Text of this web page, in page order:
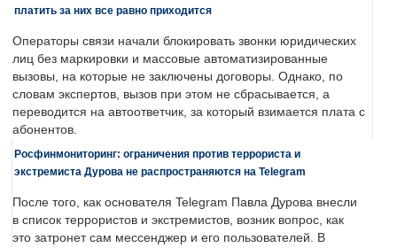
платить за них все равно приходится
Операторы связи начали блокировать звонки юридических
лиц без маркировки и массовые автоматизированные
вызовы, на которые не заключены договоры. Однако, по
словам экспертов, вызов при этом не сбрасывается, а
переводится на автоответчик, за который взимается плата с
абонентов.
Росфинмониторинг: ограничения против террориста и
экстремиста Дурова не распространяются на Telegram
После того, как основателя Telegram Павла Дурова внесли
в список террористов и экстремистов, возник вопрос, как
это затронет сам мессенджер и его пользователей. В